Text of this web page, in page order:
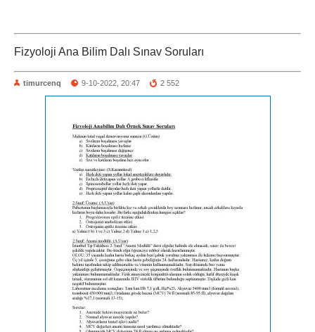
Fizyoloji Ana Bilim Dalı Sınav Soruları
timurcenq 9-10-2022, 20:47 2 552